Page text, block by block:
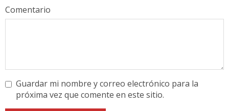
Comentario
Guardar mi nombre y correo electrónico para la
próxima vez que comente en este sitio.